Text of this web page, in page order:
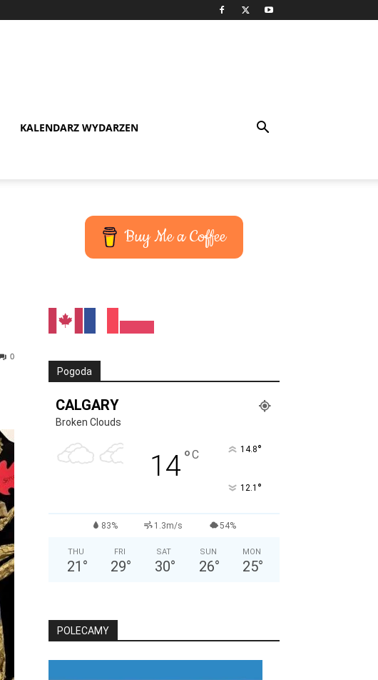
KALENDARZ WYDARZEN
0
Buy Me a Coffee
Pogoda
CALGARY
Broken Clouds
14°C 14.8°
12.1 °
83% 1.3m/s 54%
THU
21 °
FRI
29°
SAT
30°
SUN
26°
MON
25°
POLECAMY